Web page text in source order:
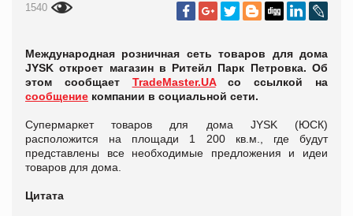
1540
Международная розничная сеть товаров для дома
JYSK откроет магазин в Ритейл Парк Петровка. Об
этом сообщает TradeMaster.UAсо ссылкой на
сообщение компании в социальной сети.
Супермаркет товаров для дома JYSK (ЮСК)
расположится на площади 1 200 кв.м., где будут
представлены все необходимые предложения и идеи
товаров для дома.
Цитата